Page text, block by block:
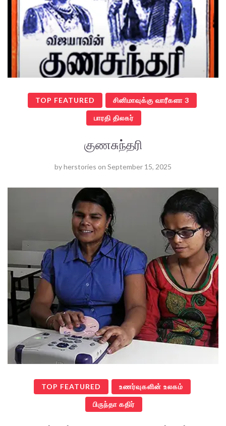
TOP FEATURED சினிமாவுக்கு வாரீகளா 3
பாரதி திலகர்
குணசுந்தரி
byherstories on September 15, 2025
TOP FEATURED உணர்வுகளின் உலகம்
பிருந்தா கதிர்